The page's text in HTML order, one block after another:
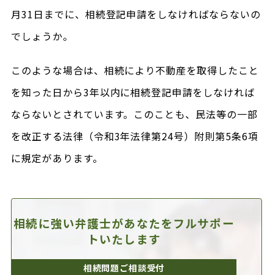
月31日までに、相続登記申請をしなければならないの
でしょうか。
このような場合は、相続により不動産を取得したこと
を知った日から3年以内に相続登記申請をしなければ
ならないとされています。このことも、民法等の一部
を改正する法律（令和3年法律第24号）附則第5条6項
に規定があります。
相続に強い弁護士があなたをフルサポー
トいたします
相続問題ご相談受付